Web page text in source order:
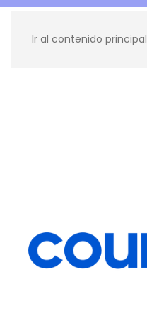
Ir al contenido principal